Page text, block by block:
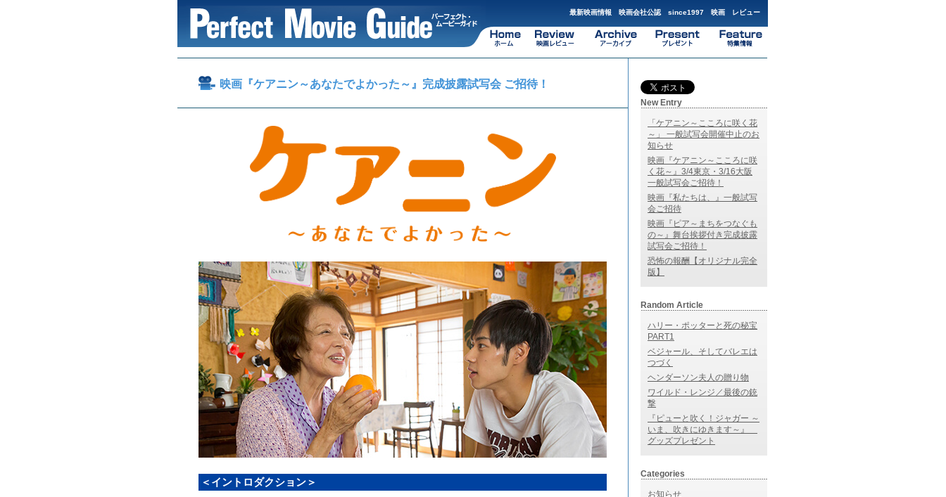
最新映画情報 映画会社公認 since1997 映画 レビュー
映画『ケアニン～あなたでよかった～』完成披露試写会 ご招待！
＜イントロダクション＞
New Entry
「ケアニン～こころに咲く花
～」 一般試写会開催中止のお
知らせ
映画『ケアニン～こころに咲
く花～』3/4東京・3/16大阪
一般試写会ご招待！
映画『私たちは、』一般試写
会ご招待
映画『ピア～まちをつなぐも
の～』舞台挨拶付き完成披露
試写会ご招待！
恐怖の報酬【オリジナル完全
版】
Random Article
ハリー・ポッターと死の秘宝
PART1
ベジャール、そしてバレエは
つづく
ヘンダーソン夫人の贈り物
ワイルド・レンジ／最後の銃
撃
『ピューと吹く！ジャガー ～
いま、吹きにゆきます～』
グッズプレゼント
Categories
お知らせ